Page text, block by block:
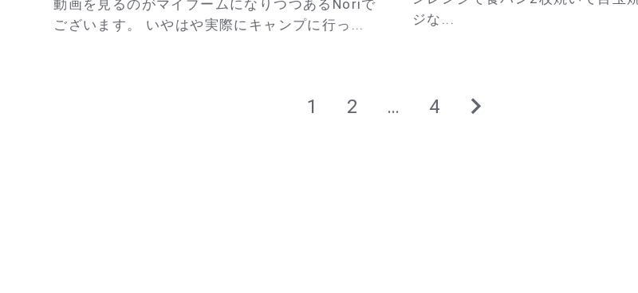
動画を見るのがマイブームになりつつあるNoriで
ございます。 いやはや実際にキャンプに行っ...
ジな...
1 2 … 4
次